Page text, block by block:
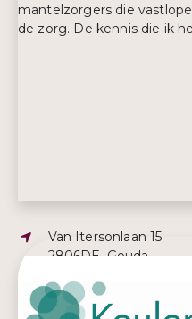
mantelzorgers die
de zorg. De kennis die ik
Adres:
Van Itersonlaan 15
2806DE, Gouda
E-mailadres: